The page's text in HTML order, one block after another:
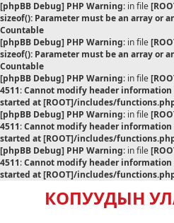
[phpBB Debug] PHP Warning: in file
sizeof(): Parameter must be an array or
Countable
[phpBB Debug] PHP Warning: in file
sizeof(): Parameter must be an array or
Countable
[phpBB Debug] PHP Warning: in file
4511:Cannot modify header
started at [ROOT]/includes/
[phpBB Debug] PHP Warning: in file
4511:Cannot modify header
started at [ROOT]/includes/
[phpBB Debug] PHP Warning: in file
4511:Cannot modify header
started at [ROOT]/includes/
КОПУУДЫН